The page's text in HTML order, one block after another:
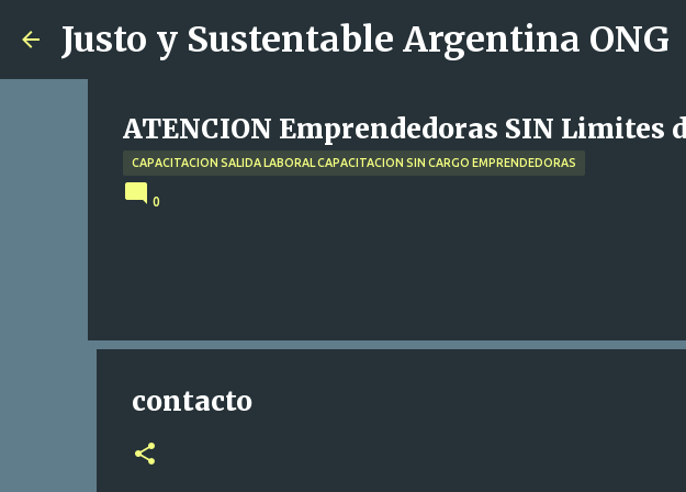
Ir al
Justo y Sustentable Argentina ONG
ATENCION Emprendedoras SIN Limites
CAPACITACION SALIDA LABORAL CAPACITACION SIN CARGO EMPRENDEDORAS
0
contacto